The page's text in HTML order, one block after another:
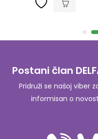
Postani član
Pridruži se našoj viber
informisan o